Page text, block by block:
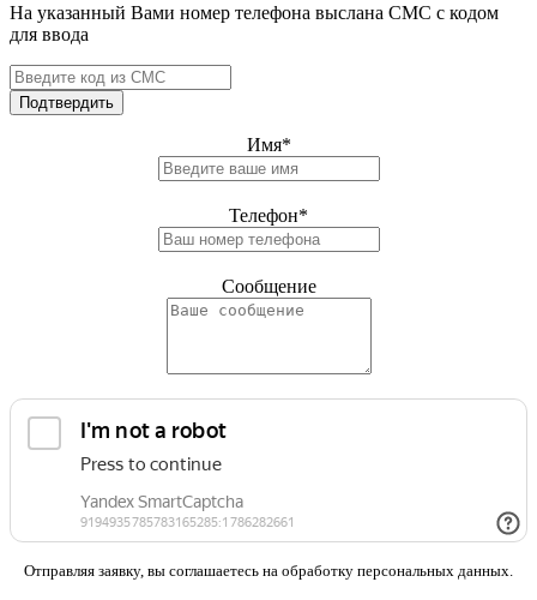
На указанный Вами номер телефона выслана СМС с кодом
для ввода
Подтвердить
Имя*
Телефон*
Сообщение
Отправляя заявку, вы соглашаетесь на обработку персональных данных.